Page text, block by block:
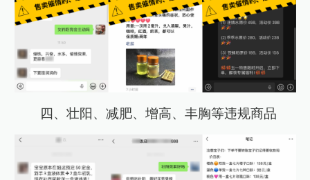
四、壮阳、减肥、增高、丰胸等违规商品